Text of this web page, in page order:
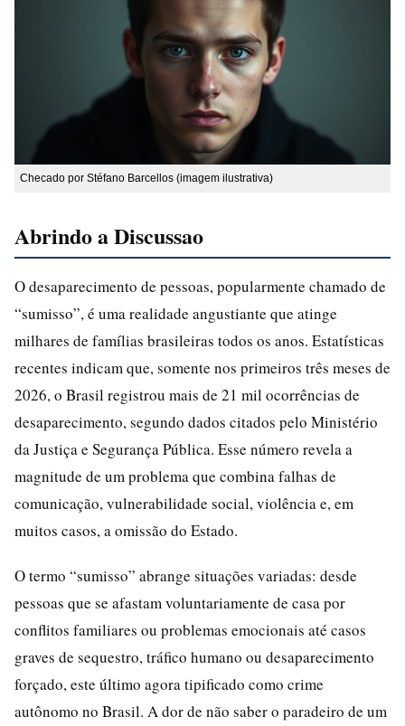
Checado por Stéfano Barcellos (imagem ilustrativa)
Abrindo a Discussao
O desaparecimento de pessoas, popularmente chamado de
“sumisso”, é uma realidade angustiante que atinge
milhares de famílias brasileiras todos os anos. Estatísticas
recentes indicam que, somente nos primeiros três meses de
2026, o Brasil registrou mais de 21 mil ocorrências de
desaparecimento, segundo dados citados pelo Ministério
da Justiça e Segurança Pública. Esse número revela a
magnitude de um problema que combina falhas de
comunicação, vulnerabilidade social, violência e, em
muitos casos, a omissão do Estado.
O termo “sumisso” abrange situações variadas: desde
pessoas que se afastam voluntariamente de casa por
conflitos familiares ou problemas emocionais até casos
graves de sequestro, tráfico humano ou desaparecimento
forçado, este último agora tipificado como crime
autônomo no Brasil. A dor de não saber o paradeiro de um